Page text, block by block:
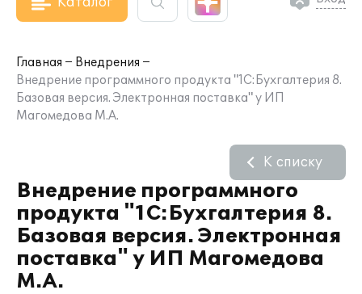
Главная
Внедрения
Внедрение программного продукта "1С:Бухгалтерия 8.
Базовая версия. Электронная поставка" у ИП
Магомедова М.А.
Внедрение программного
продукта "1С:Бухгалтерия 8.
Базовая версия. Электронная
поставка" у ИП Магомедова
М.А.
К списку